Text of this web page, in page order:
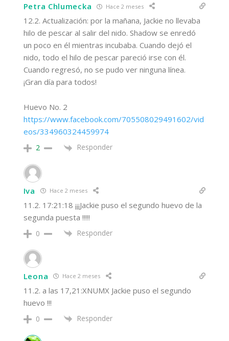
Petra Chlumecka Hace 2 meses
12.2. Actualización: por la mañana, Jackie no llevaba
hilo de pescar al salir del nido. Shadow se enredó
un poco en él mientras incubaba. Cuando dejó el
nido, todo el hilo de pescar pareció irse con él.
Cuando regresó, no se pudo ver ninguna línea.
¡Gran día para todos!
Huevo No. 2
https://www.facebook.com/705508029491602/vid
eos/334960324459974
2 Responder
Iva Hace 2 meses
11.2. 17:21:18 ¡¡¡Jackie puso el segundo huevo de la
segunda puesta !!!!!
0 Responder
Leona Hace 2 meses
11.2. a las 17,21:XNUMX Jackie puso el segundo
huevo !!!
0 Responder